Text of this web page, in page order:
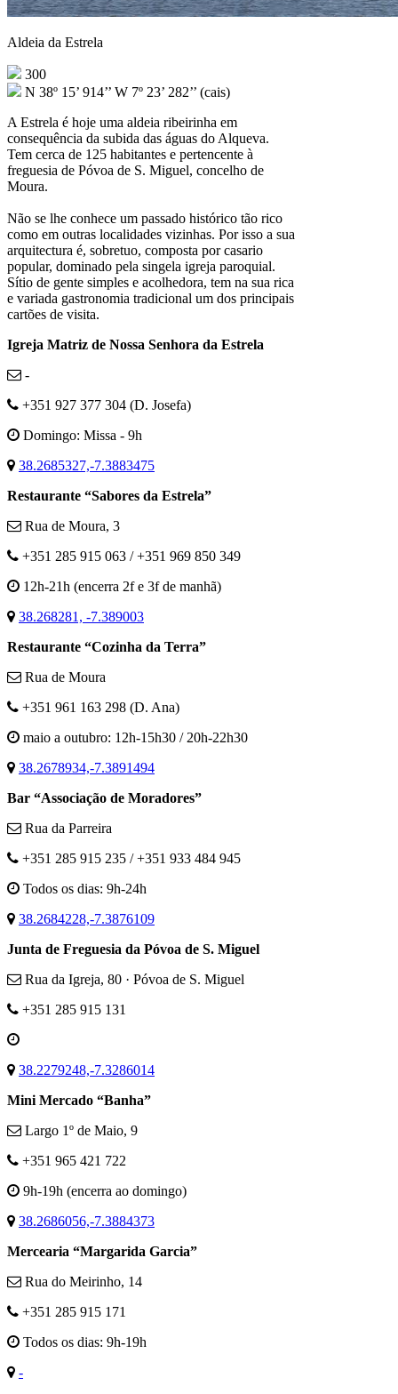
Aldeia da Estrela
300
N 38º 15’ 914’’ W 7º 23’ 282’’ (cais)
A Estrela é hoje uma aldeia ribeirinha em
consequência da subida das águas do Alqueva.
Tem cerca de 125 habitantes e pertencente à
freguesia de Póvoa de S. Miguel, concelho de
Moura.
Não se lhe conhece um passado histórico tão rico
como em outras localidades vizinhas. Por isso a sua
arquitectura é, sobretuo, composta por casario
popular, dominado pela singela igreja paroquial.
Sítio de gente simples e acolhedora, tem na sua rica
e variada gastronomia tradicional um dos principais
cartões de visita.
Igreja Matriz de Nossa Senhora da Estrela
-
+351 927 377 304 (D. Josefa)
Domingo: Missa - 9h
38.2685327,-7.3883475
Restaurante “Sabores da Estrela”
Rua de Moura, 3
+351 285 915 063 / +351 969 850 349
12h-21h (encerra 2f e 3f de manhã)
38.268281, -7.389003
Restaurante “Cozinha da Terra”
Rua de Moura
+351 961 163 298 (D. Ana)
maio a outubro: 12h-15h30 / 20h-22h30
38.2678934,-7.3891494
Bar “Associação de Moradores”
Rua da Parreira
+351 285 915 235 / +351 933 484 945
Todos os dias: 9h-24h
38.2684228,-7.3876109
Junta de Freguesia da Póvoa de S. Miguel
Rua da Igreja, 80 · Póvoa de S. Miguel
+351 285 915 131
38.2279248,-7.3286014
Mini Mercado “Banha”
Largo 1º de Maio, 9
+351 965 421 722
9h-19h (encerra ao domingo)
38.2686056,-7.3884373
Mercearia “Margarida Garcia”
Rua do Meirinho, 14
+351 285 915 171
Todos os dias: 9h-19h
-